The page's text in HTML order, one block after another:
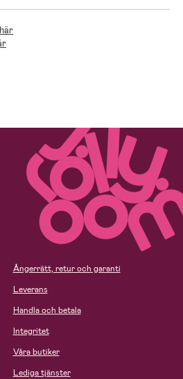
Ångerrätt, retur och garanti
Leverans
Handla och betala
Integritet
Våra butiker
Lediga tjänster